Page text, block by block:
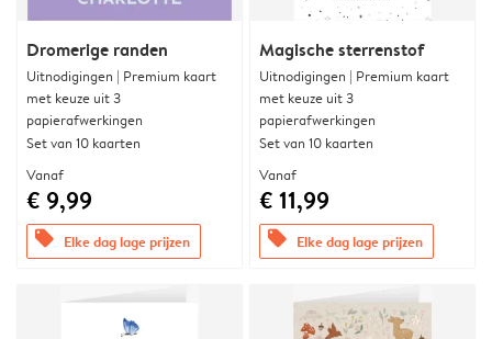
Dromerige randen
Uitnodigingen | Premium kaart
met keuze uit 3
papierafwerkingen
Set van 10 kaarten
Vanaf
€ 9,99
offers Elke dag lage prijzen
Magische sterrenstof
Uitnodigingen | Premium kaart
met keuze uit 3
papierafwerkingen
Set van 10 kaarten
Vanaf
€ 11,99
offers Elke dag lage prijzen